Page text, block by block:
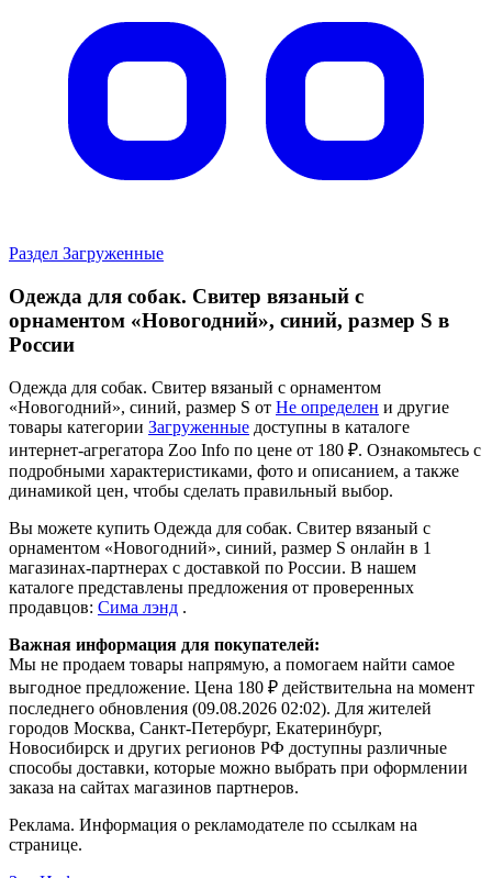
Раздел Загруженные
Одежда для собак. Свитер вязаный с
орнаментом «Новогодний», синий, размер S в
России
Одежда для собак. Свитер вязаный с орнаментом
«Новогодний», синий, размер S от Не определен и другие
товары категории Загруженные доступны в каталоге
интернет-агрегатора Zoo Info по цене от 180 ₽. Ознакомьтесь с
подробными характеристиками, фото и описанием, а также
динамикой цен, чтобы сделать правильный выбор.
Вы можете купить Одежда для собак. Свитер вязаный с
орнаментом «Новогодний», синий, размер S онлайн в 1
магазинах-партнерах с доставкой по России. В нашем
каталоге представлены предложения от проверенных
продавцов: Сима лэнд .
Важная информация для покупателей:
Мы не продаем товары напрямую, а помогаем найти самое
выгодное предложение. Цена 180 ₽ действительна на момент
последнего обновления (09.08.2026 02:02). Для жителей
городов Москва, Санкт-Петербург, Екатеринбург,
Новосибирск и других регионов РФ доступны различные
способы доставки, которые можно выбрать при оформлении
заказа на сайтах магазинов партнеров.
Реклама. Информация о рекламодателе по ссылкам на
странице.